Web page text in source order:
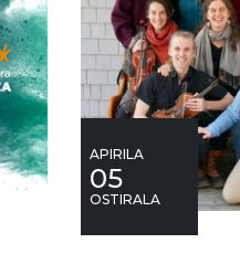
APIRILA
05
OSTIRALA